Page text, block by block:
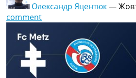
Олександр Яцентюк—
comment